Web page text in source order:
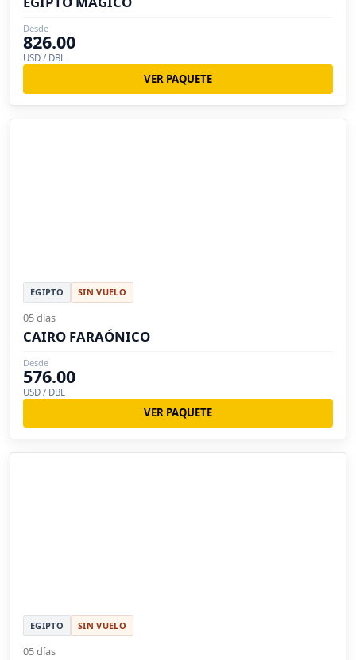
Desde
826.00
USD / DBL
VER PAQUETE
EGIPTO SIN VUELO
05 días
CAIRO FARAÓNICO
Desde
576.00
USD / DBL
VER PAQUETE
EGIPTO SIN VUELO
05 días